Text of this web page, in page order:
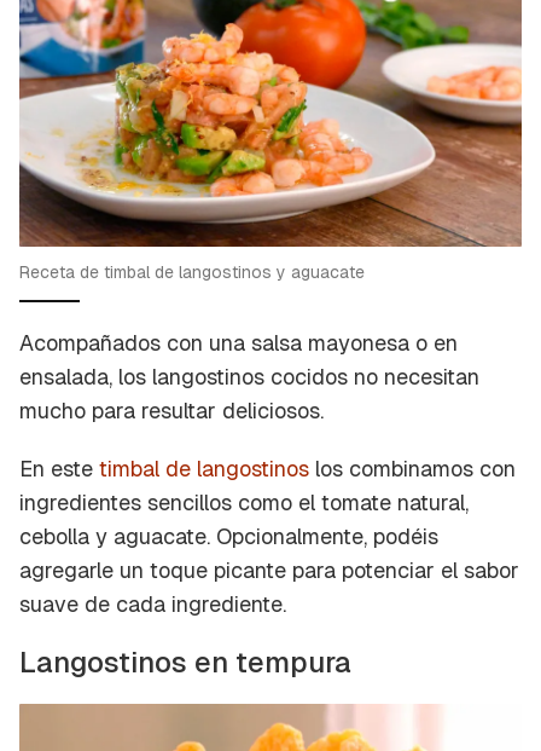
Receta de timbal de langostinos y aguacate
Acompañados con una salsa mayonesa o en
ensalada, los langostinos cocidos no necesitan
mucho para resultar deliciosos.
En este timbal de langostinos los combinamos con
ingredientes sencillos como el tomate natural,
cebolla y aguacate. Opcionalmente, podéis
agregarle un toque picante para potenciar el sabor
suave de cada ingrediente.
Langostinos en tempura